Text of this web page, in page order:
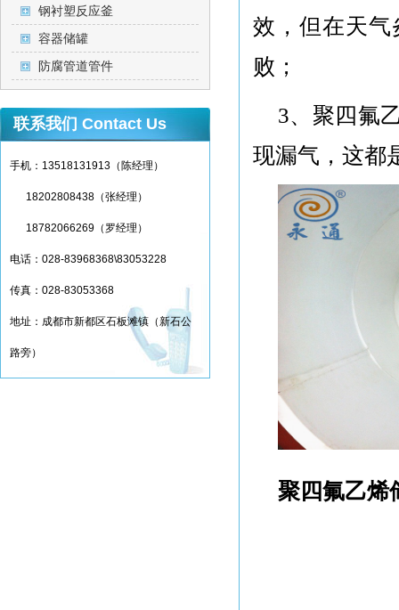
效，但在天
败；
3、 聚四氟
现漏气，这都
聚四氟乙烯
钢衬塑反应釜
容器储罐
防腐管道管件
联系我们 Contact Us
手机：13518131913（陈经理）
18202808438（张经理）
18782066269（罗经理）
电话：028-83968368\83053228
传真：028-83053368
地址：成都市新都区石板滩镇（新石公
路旁）